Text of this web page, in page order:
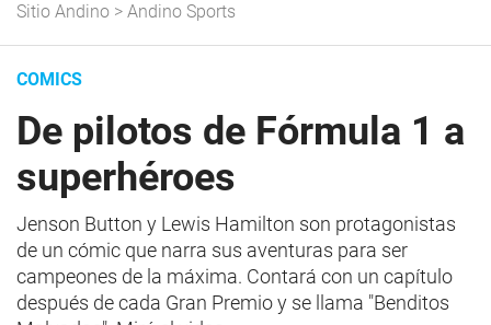
Sitio Andino > Andino Sports
COMICS
De pilotos de Fórmula 1 a
superhéroes
Jenson Button y Lewis Hamilton son protagonistas
de un cómic que narra sus aventuras para ser
campeones de la máxima. Contará con un capítulo
después de cada Gran Premio y se llama "Benditos